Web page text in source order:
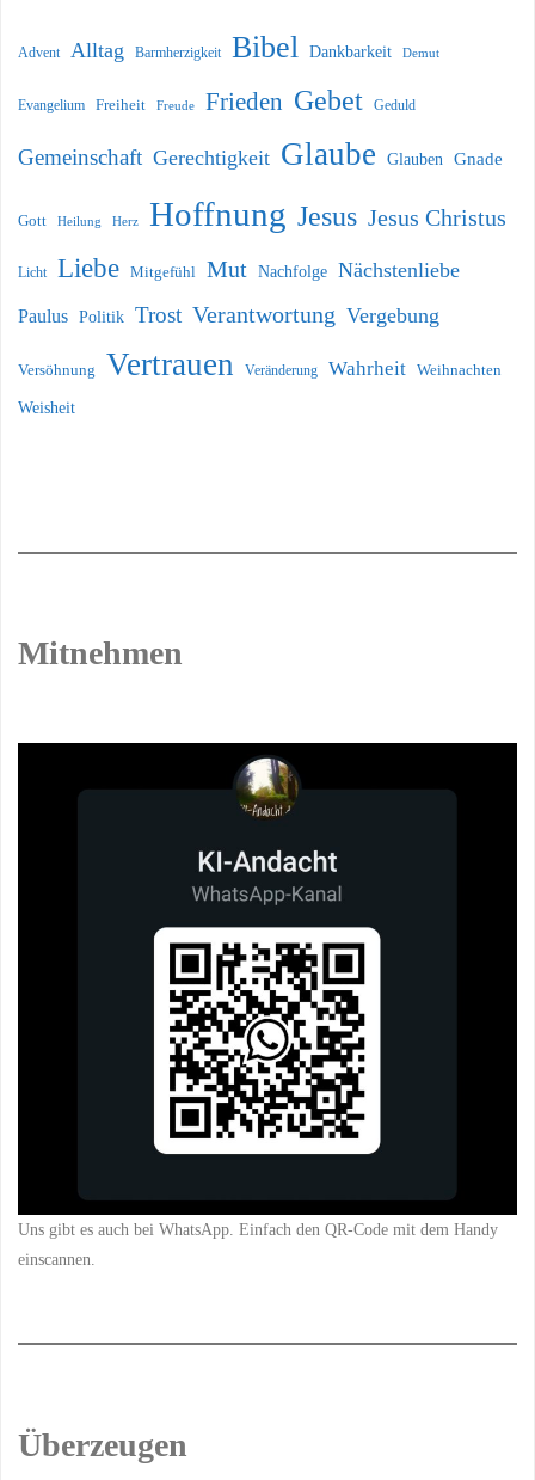
Advent Alltag Barmherzigkeit Bibel Dankbarkeit Demut
Evangelium Freiheit Freude Frieden Gebet Geduld
Gemeinschaft Gerechtigkeit Glaube Glauben Gnade
Gott Heilung Herz Hoffnung Jesus Jesus Christus
Licht Liebe Mitgefühl Mut Nachfolge Nächstenliebe
Paulus Politik Trost Verantwortung Vergebung
Versöhnung Vertrauen Veränderung Wahrheit Weihnachten
Weisheit
Mitnehmen
Uns gibt es auch bei WhatsApp. Einfach den QR-Code mit dem Handy
einscannen.
Überzeugen